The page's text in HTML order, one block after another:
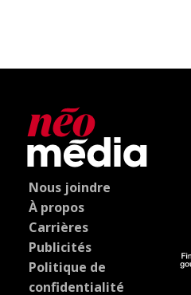
Nous joindre
À propos
Carrières
Publicités
Politique de
confidentialité